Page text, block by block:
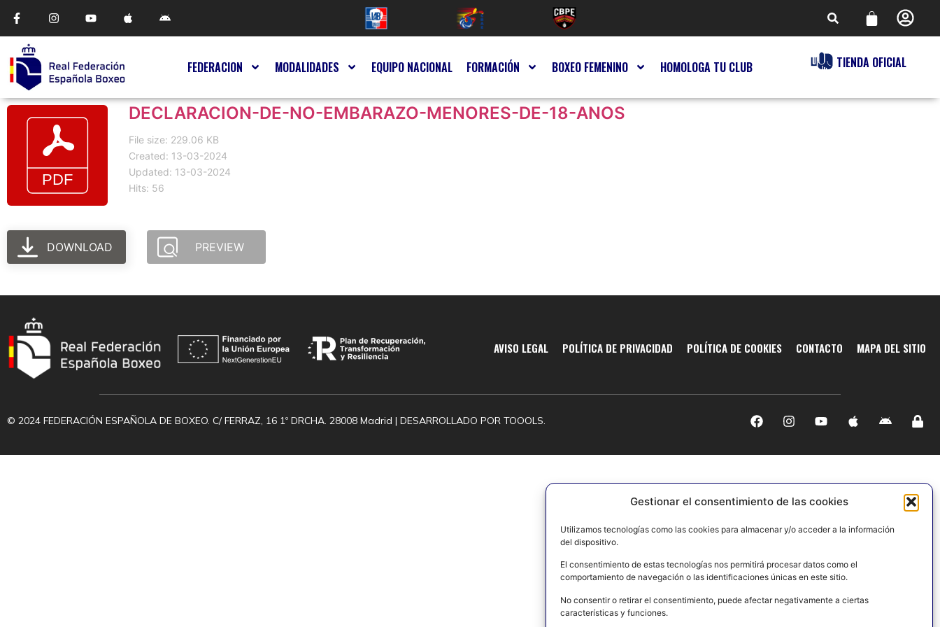
Gestionar el consentimiento de las cookies
Utilizamos tecnologías como las cookies para almacenar y/o acceder a la información
del dispositivo.
El consentimiento de estas tecnologías nos permitirá procesar datos como el
comportamiento de navegación o las identificaciones únicas en este sitio.
No consentir o retirar el consentimiento, puede afectar negativamente a ciertas
características y funciones.
FEDERACION MODALIDADES EQUIPO NACIONAL FORMACIÓN BOXEO FEMENINO HOMOLOGA TU CLUB TIENDA OFICIAL
DECLARACION-DE-NO-EMBARAZO-MENORES-DE-18-ANOS
File size: 229.06 KB
Created: 13-03-2024
Updated: 13-03-2024
Hits: 56
DOWNLOAD PREVIEW
AVISO LEGAL POLÍTICA DE PRIVACIDAD POLÍTICA DE COOKIES CONTACTO MAPA DEL SITIO
© 2024 FEDERACIÓN ESPAÑOLA DE BOXEO. C/ FERRAZ, 16 1º DRCHA. 28008 Madrid | DESARROLLADO POR TOOOLS.